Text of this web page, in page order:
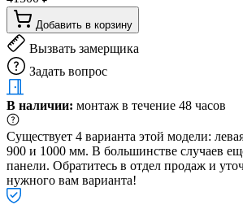
Добавить в корзину
Вызвать замерщика
Задать вопрос
В наличии: монтаж в течение 48 часов
Существует 4 варианта этой модели:
900 и 1000 мм. В большинстве случаев
панели. Обратитесь в отдел продаж и
нужного вам варианта!